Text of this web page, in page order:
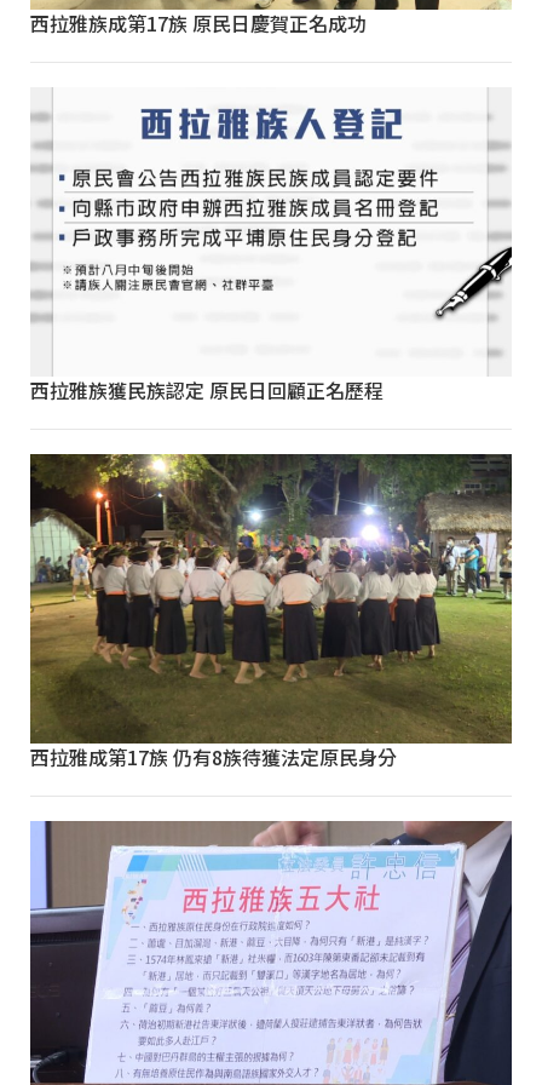
西拉雅族成第17族 原民日慶賀正名成功
西拉雅族獲民族認定 原民日回顧正名歷程
西拉雅成第17族 仍有8族待獲法定原民身分